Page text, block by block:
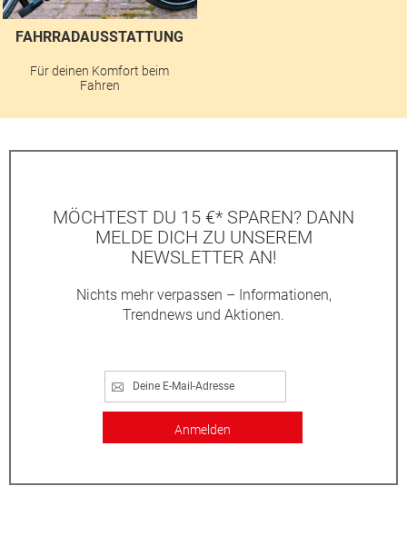
FAHRRADAUSSTATTUNG
Für deinen Komfort beim
Fahren
MÖCHTEST DU 15 €* SPAREN? DANN
MELDE DICH ZU UNSEREM
NEWSLETTER AN!
Nichts mehr verpassen – Informationen,
Trendnews und Aktionen.
Anmelden